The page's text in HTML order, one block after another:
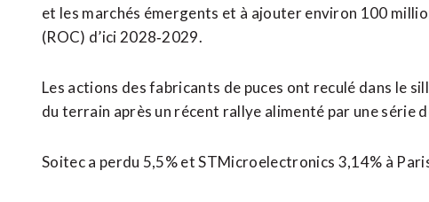
et les marchés émergents et à ajouter environ 100
(ROC) d’ici 2028‑2029.
Les actions des fabricants de puces ont reculé dans le
du terrain après un récent rallye alimenté par une
Soitec a perdu 5,5% et STMicroelectronics ⁠3,14% à